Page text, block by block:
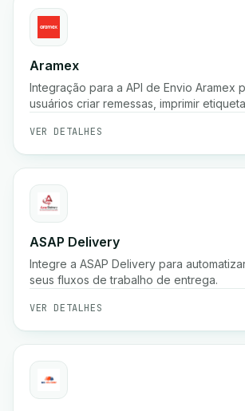
Aramex
Integração para a API de Envio Aramex
usuários criar remessas, imprimir
VER DETALHES
ASAP Delivery
Integre a ASAP Delivery para
seus fluxos de trabalho de entrega.
VER DETALHES